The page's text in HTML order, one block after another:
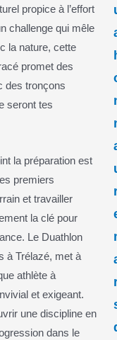
propice à l’effort
challenge qui mêle
la nature, cette
promet des
des tronçons
seront tes
la préparation est
premiers
et travailler
la clé pour
Le Duathlon
à Trélazé, met à
athlète à
et exigeant.
une discipline en
dans le